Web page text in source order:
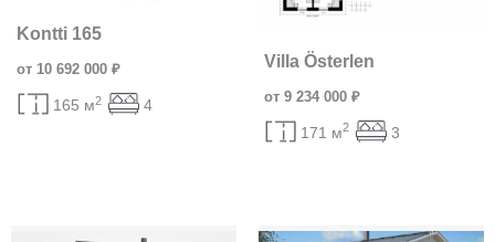
Kontti 165
от 10 692 000 ₽
165 м2 4
Villa Österlen
от 9 234 000 ₽
171 м2 3